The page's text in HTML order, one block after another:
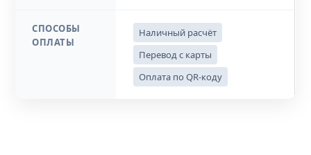
СПОСОБЫ
ОПЛАТЫ
Наличный расчёт
Перевод с карты
Оплата по QR-коду